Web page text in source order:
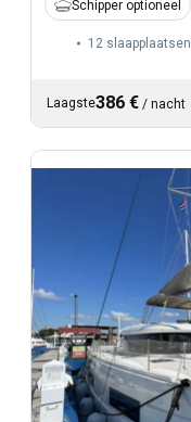
Schipper optioneel
12 slaapplaatsen
Laagste386 € / nacht